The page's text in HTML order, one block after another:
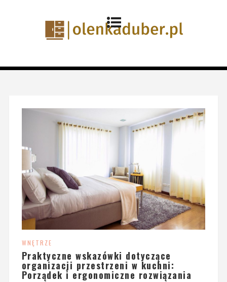
WNĘTRZE
Praktyczne wskazówki dotyczące
organizacji przestrzeni w kuchni:
Porządek i ergonomiczne rozwiązania